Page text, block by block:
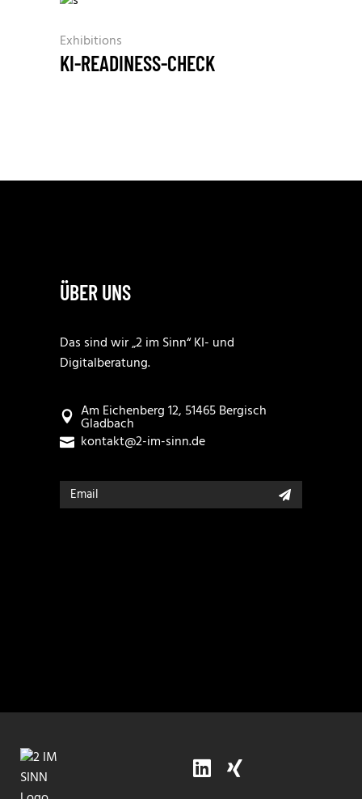
Exhibitions
KI-READINESS-CHECK
ÜBER UNS
Das sind wir „2 im Sinn“ KI- und
Digitalberatung.
Am Eichenberg 12, 51465 Bergisch
Gladbach
kontakt@2-im-sinn.de